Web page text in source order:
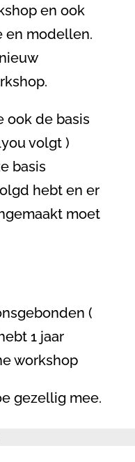
en ook
en modellen.
ook de basis
volgt )
basis
hebt en er
moet
(
1 jaar
workshop
gezellig mee.